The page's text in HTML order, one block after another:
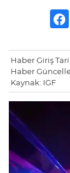
Haber Giriş
Haber
Kaynak: IGF